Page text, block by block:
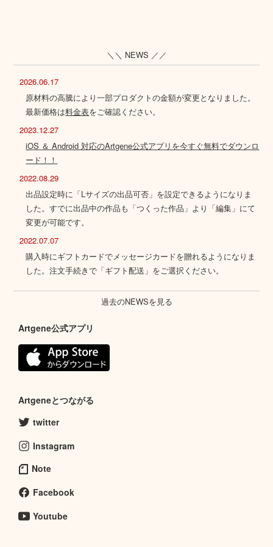
＼＼ NEWS ／／
2026.06.17
原材料の高騰により一部プロダクトの金額が変更となりました。
最新価格は料金表をご確認ください。
2023.12.27
iOS ＆ Android 対応のArtgene公式アプリを今すぐ無料でダウンロ
ード！！
2022.08.29
出品設定時に「Lサイズの出品可否」を設定できるようになりま
した。すでに出品中の作品も「つくった作品」より「編集」にて
変更が可能です。
2022.07.07
購入時にギフトカードでメッセージカードを贈れるようになりま
した。注文手続きで「ギフト配送」をご選択ください。
過去のNEWSを見る
Artgene公式アプリ
Artgeneとつながる
twitter
Instagram
Note
Facebook
Youtube